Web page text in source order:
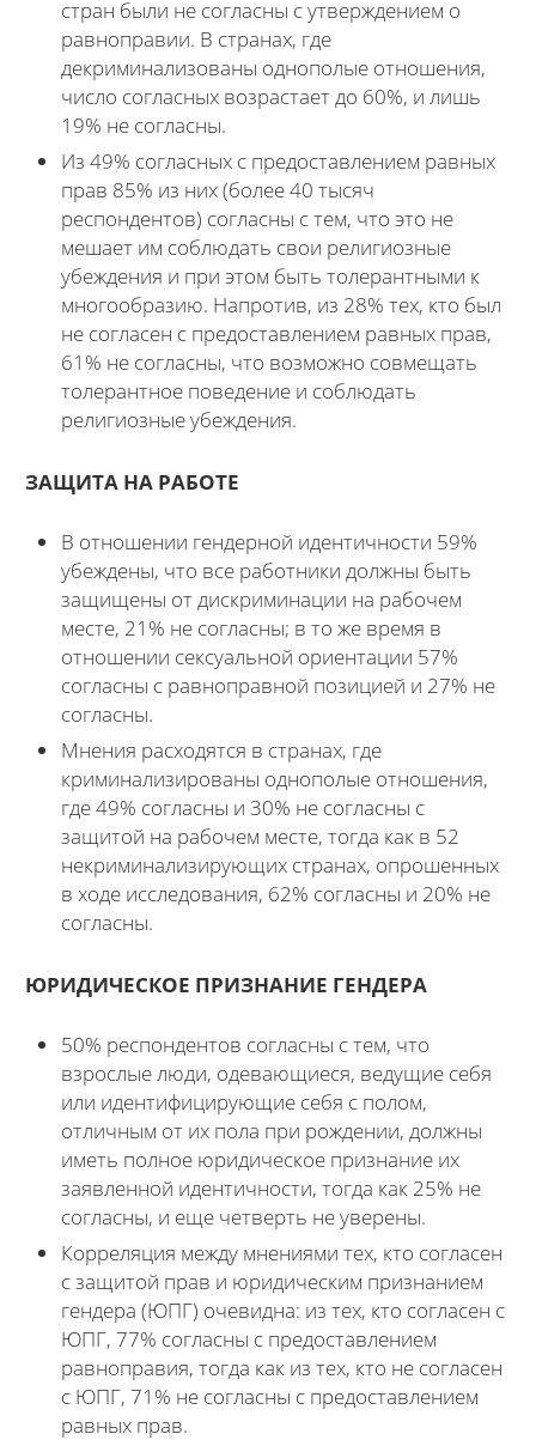
стран были не согласны с утверждением о
равноправии. В странах, где
декриминализованы однополые отношения,
число согласных возрастает до 60%, и лишь
19% не согласны.
Из 49% согласных с предоставлением равных
прав 85% из них (более 40 тысяч
респондентов) согласны с тем, что это не
мешает им соблюдать свои религиозные
убеждения и при этом быть толерантными к
многообразию. Напротив, из 28% тех, кто был
не согласен с предоставлением равных прав,
61% не согласны, что возможно совмещать
толерантное поведение и соблюдать
религиозные убеждения.
ЗАЩИТА НА РАБОТЕ
В отношении гендерной идентичности 59%
убеждены, что все работники должны быть
защищены от дискриминации на рабочем
месте, 21% не согласны; в то же время в
отношении сексуальной ориентации 57%
согласны с равноправной позицией и 27% не
согласны.
Мнения расходятся в странах, где
криминализированы однополые отношения,
где 49% согласны и 30% не согласны с
защитой на рабочем месте, тогда как в 52
некриминализирующих странах, опрошенных
в ходе исследования, 62% согласны и 20% не
согласны.
ЮРИДИЧЕСКОЕ ПРИЗНАНИЕ ГЕНДЕРА
50% респондентов согласны с тем, что
взрослые люди, одевающиеся, ведущие себя
или идентифицирующие себя с полом,
отличным от их пола при рождении, должны
иметь полное юридическое признание их
заявленной идентичности, тогда как 25% не
согласны, и еще четверть не уверены.
Корреляция между мнениями тех, кто согласен
с защитой прав и юридическим признанием
гендера (ЮПГ) очевидна: из тех, кто согласен с
ЮПГ, 77% согласны с предоставлением
равноправия, тогда как из тех, кто не согласен
с ЮПГ, 71% не согласны с предоставлением
равных прав.